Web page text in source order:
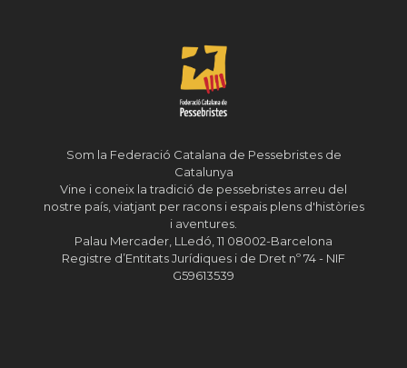
Som la Federació Catalana de Pessebristes de
Catalunya
Vine i coneix la tradició de pessebristes arreu del
nostre país, viatjant per racons i espais plens d'històries
i aventures.
Palau Mercader, LLedó, 11 08002-Barcelona
Registre d’Entitats Jurídiques i de Dret nº 74 - NIF
G59613539